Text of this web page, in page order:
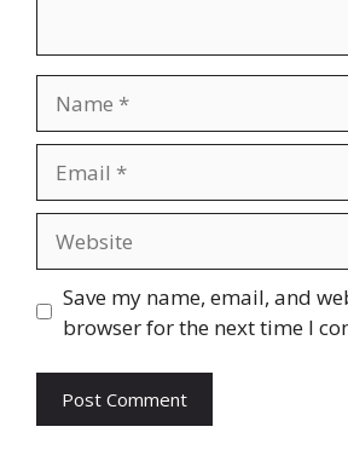
Save my name, email, and
browser for the next time I